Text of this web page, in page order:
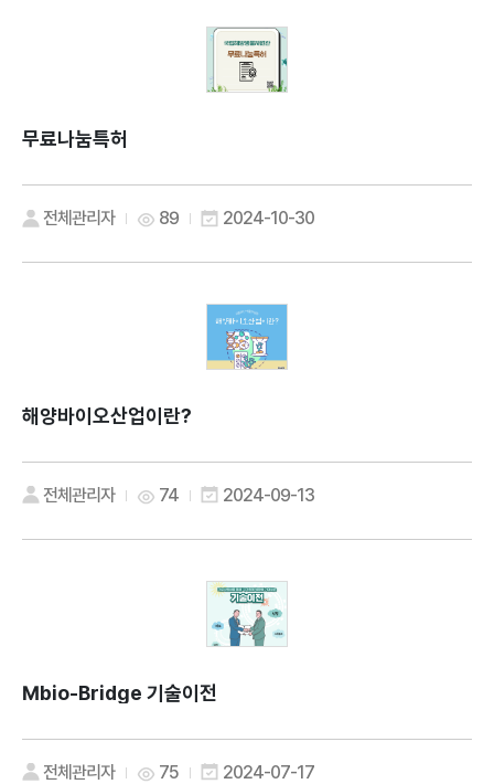
무료나눔특허
전체관리자 89 2024-10-30
해양바이오산업이란?
전체관리자 74 2024-09-13
Mbio-Bridge 기술이전
전체관리자 75 2024-07-17